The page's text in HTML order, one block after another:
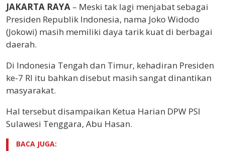
JAKARTA RAYA – Meski tak lagi menjabat sebagai
Presiden Republik Indonesia, nama Joko Widodo
(Jokowi) masih memiliki daya tarik kuat di berbagai
daerah.
Di Indonesia Tengah dan Timur, kehadiran Presiden
ke-7 RI itu bahkan disebut masih sangat dinantikan
masyarakat.
Hal tersebut disampaikan Ketua Harian DPW PSI
Sulawesi Tenggara, Abu Hasan.
BACA JUGA: